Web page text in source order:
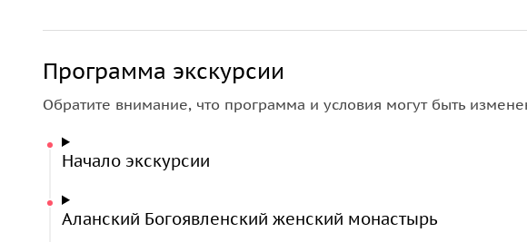
посетите Аланский Богоявленский женский монастырь
в Алагирское ущелье на дороге, которая соединяет Север и
в мире. Заручившись поддержкой покровителя путников,
увидите древнюю дорогу и таможенные ворота, а при
Программа экскурсии
Обратите внимание, что программа и условия могут быть
Начало экскурсии
Аланский Богоявленский женский монастырь